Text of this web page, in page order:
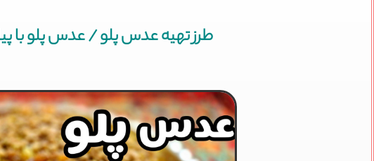
طرز تهیه عدس پلو / عدس پلو